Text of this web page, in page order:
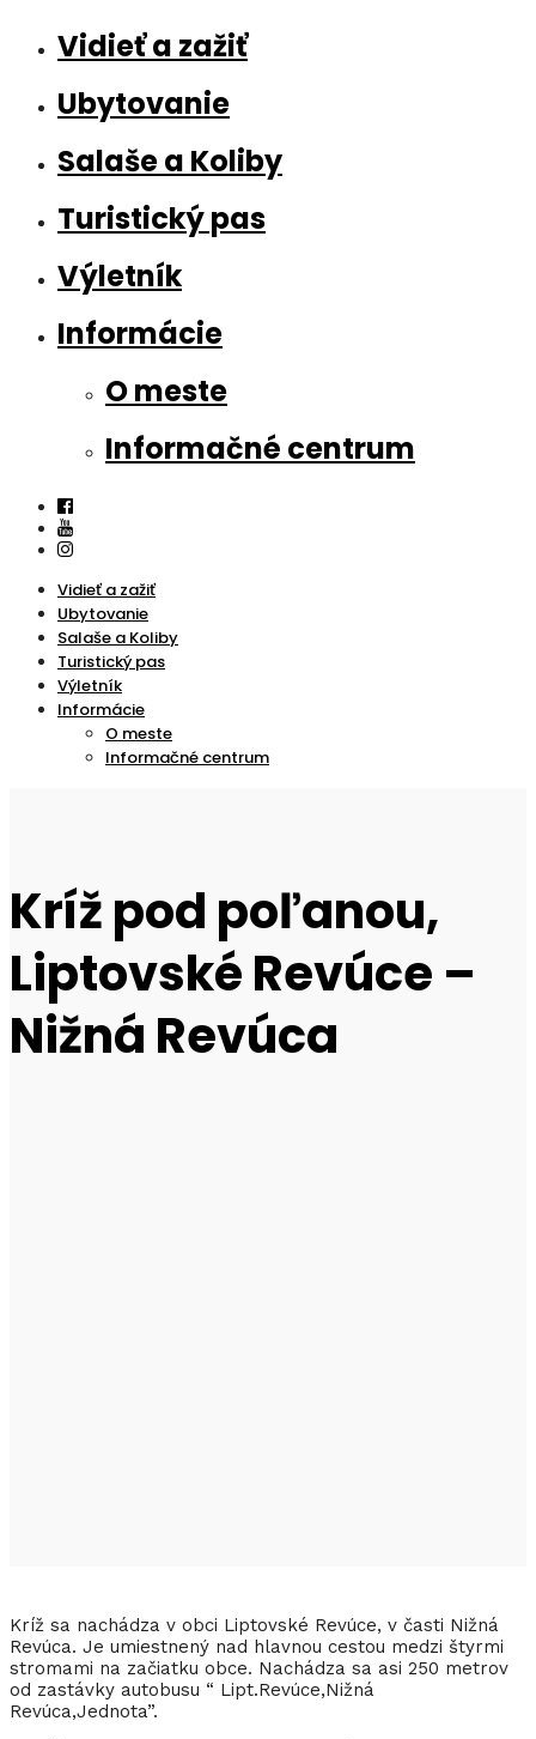
Vidieť a zažiť
Ubytovanie
Salaše a Koliby
Turistický pas
Výletník
Informácie
O meste
Informačné centrum
Vidieť a zažiť
Ubytovanie
Salaše a Koliby
Turistický pas
Výletník
Informácie
O meste
Informačné centrum
Kríž pod poľanou,
Liptovské Revúce –
Nižná Revúca
Kríž sa nachádza v obci Liptovské Revúce, v časti Nižná
Revúca. Je umiestnený nad hlavnou cestou medzi štyrmi
stromami na začiatku obce. Nachádza sa asi 250 metrov
od zastávky autobusu “ Lipt.Revúce,Nižná
Revúca,Jednota”.